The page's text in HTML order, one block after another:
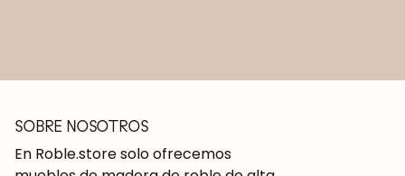
SOBRE NOSOTROS
En Roble.store solo ofrecemos